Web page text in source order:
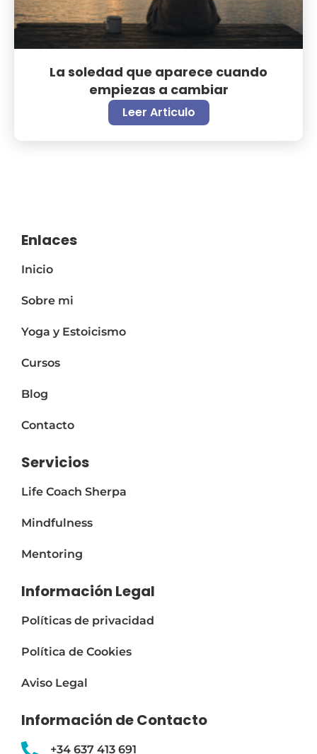
La soledad que aparece cuando
empiezas a cambiar
Leer Articulo
Enlaces
Inicio
Sobre mi
Yoga y Estoicismo
Cursos
Blog
Contacto
Servicios
Life Coach Sherpa
Mindfulness
Mentoring
Información Legal
Políticas de privacidad
Política de Cookies
Aviso Legal
Información de Contacto
+34 637 413 691